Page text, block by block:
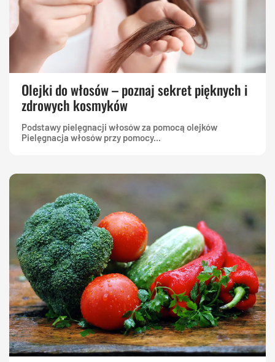
Olejki do włosów – poznaj sekret pięknych i
zdrowych kosmyków
Podstawy pielęgnacji włosów za pomocą olejków
Pielęgnacja włosów przy pomocy...